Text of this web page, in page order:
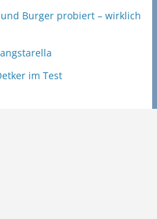
und Burger probiert – wirklich
im Test